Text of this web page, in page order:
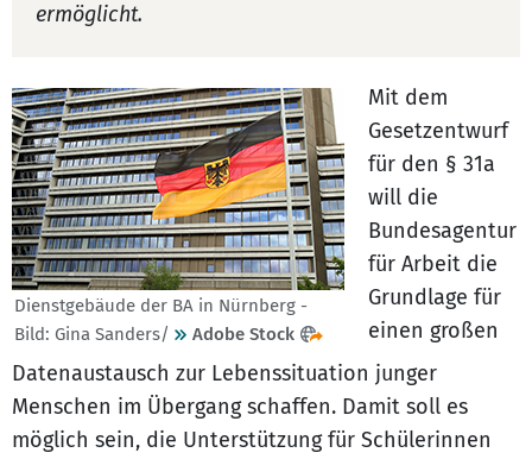
ermöglicht.
Dienstgebäude der BA in Nürnberg -
Bild: Gina Sanders/
Adobe Stock
Mit dem
Gesetzentwurf
für den § 31a
will die
Bundesagentur
für Arbeit die
Grundlage für
einen großen
Datenaustausch zur Lebenssituation junger
Menschen im Übergang schaffen. Damit soll es
möglich sein, die Unterstützung für Schülerinnen